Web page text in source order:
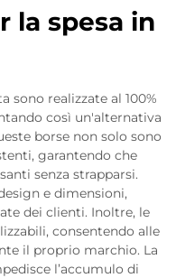
la spesa in
sono realizzate al 100%
così un'alternativa
borse non solo sono
garantendo che
senza strapparsi.
e dimensioni,
dei clienti. Inoltre, le
consentendo alle
il proprio marchio. La
l’accumulo di